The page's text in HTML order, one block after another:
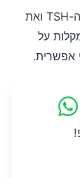
אם התרופות שלכם אינן מסייעות לכם לתקן את ה-TSH ואת
על
אפשרית.